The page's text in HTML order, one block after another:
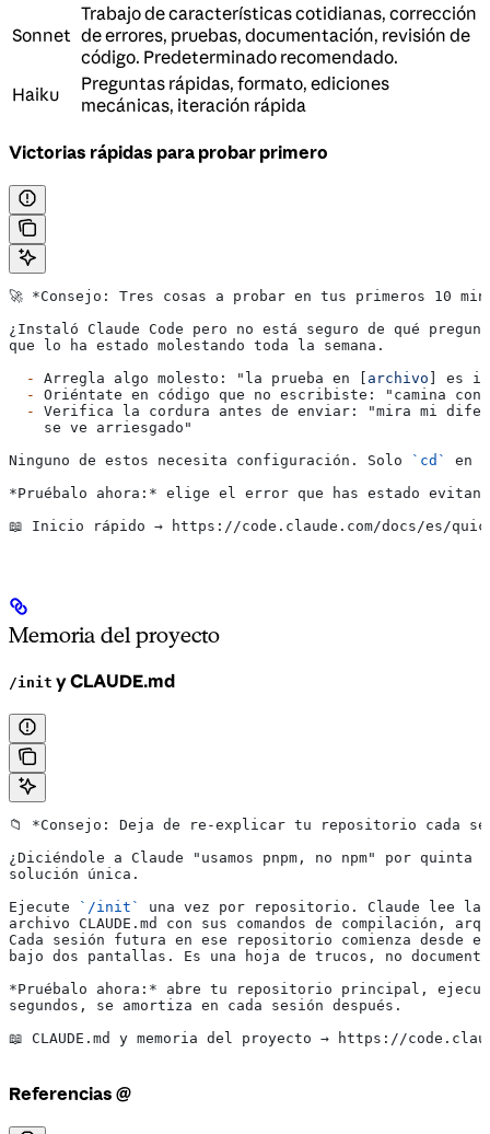
Sonnet
Trabajo de características cotidianas, corrección
de errores, pruebas, documentación, revisión de
código. Predeterminado recomendado.
Haiku
Preguntas rápidas, formato, ediciones
mecánicas, iteración rápida
Victorias rápidas para probar primero
🚀 *Consejo: Tres cosas a probar en tus primeros 10
¿Instaló Claude Code pero no está seguro de qué
que lo ha estado molestando toda la semana.
  -
Arregla algo molesto: "la prueba en [ archivo ] es
  -
Oriéntate en código que no escribiste: "camina
  -
Verifica la cordura antes de enviar: "mira mi
    se ve arriesgado"
Ninguno de estos necesita configuración. Solo
`cd`
en
*Pruébalo ahora:* elige el error que has estado
📖 Inicio rápido → https://code.claude.com/docs/es/
Memoria del proyecto
/init y CLAUDE.md
📁 *Consejo: Deja de re-explicar tu repositorio cada
¿Diciéndole a Claude "usamos pnpm, no npm" por quinta
solución única.
Ejecute
`/init`
una vez por repositorio. Claude lee la
archivo CLAUDE.md con sus comandos de compilación,
Cada sesión futura en ese repositorio comienza desde
bajo dos pantallas. Es una hoja de trucos, no
*Pruébalo ahora:* abre tu repositorio principal,
segundos, se amortiza en cada sesión después.
📖 CLAUDE.md y memoria del proyecto → https://
Referencias @